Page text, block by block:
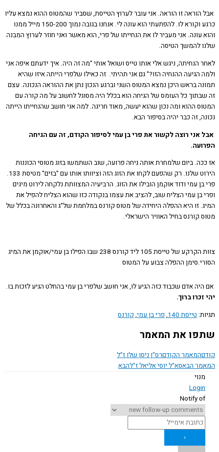
זו הוראה. אני עובר לערוץ הטייסת, שסביר שהמטוס ההוא נמצא עליו
כרגע וקורא לו. להפתעתי הוא עונה לי. אנחנו בגובה נמוך 150-200 מייל ממנו
עונה. אני מעביר לו את הנחייתו של פרי, הוא מאשר ואני חוזר לערוץ המבנה
להמשך הטיסה.
הנחיתה, ניגש אלי אותו טייס ושואל אותי "מה זה היה. איך ידעתם איפה אני
הגיעה ההנחיה הזו?" גם אני תהיתי. זה כאילו שלפרי הייתה איזו שהיא
בראש היכן נמצא המטוס השני וברגע הנכון נתן את ההוראה הנכונה. עצם
כל העומס של הגיחה הוא בכלל היה מסוגל לחשוב על מה קורה עם
ההוא ומה נכון שהוא יעשה, מאוד חריגה. למה אני חושב שהנחייתו הייתה
זה כבר יהיה בסיפור הבא.
רוצה לקשור את פרי בן עמי לסיפור הקודם, זה עם הגיחה
ביום שלמחרת אותה גיחה פרועה, שוב השתמשו בזוג מטוסי הכוננות
הירוט שלנו. רק שהפעם לקחו את הזוג הזה וציוותו אותו עם "בזים" מטיסת 133.
עמי ודוד אוקמן הובילו את הזוג. הרביעיה המצוותת נלקחה לירוט מיגים
בן עמי הצליח שוב, להציב את עצמו בנקודה כזו שהוא הצליח להפיל את
זו היא ההפלה היחידה של מטוס קורנס במלחמת של"ג והאחרונה בכלל של
קורנס בחיל האוויר הישראלי.
צוות הקרקע של טייסת 105 ליד קורנס 238 שבו הפילו בן עמי/אוקמן את המיג
ההפלה צבוע על המטוס
אדם שכבוד כזה הגיע לו, אני חושב שלפרי בן עמי בהחלט הגיע לזכות בו.
ברוך.
טייסת 140 , פרי בן עמי,קורנס
את המאמר
המאמר הקודםרס"ן ניסן שלו ז"ל
הבאסא"ל יוסי אליאל ז"להבא
Notify